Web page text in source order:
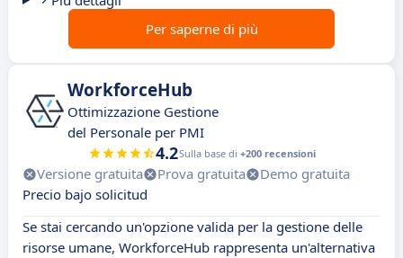
Per saperne di più
WorkforceHub
Ottimizzazione Gestione
del Personale per PMI
4.2Sulla base di +200 recensioni
Versione gratuita Prova gratuita
Demo gratuita
Precio bajo solicitud
Se stai cercando un'opzione valida per la gestione delle
risorse umane, WorkforceHub rappresenta un'alternativa